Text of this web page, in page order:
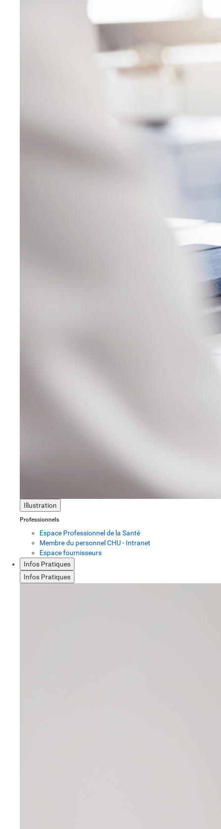
Illustration
Professionnels
Espace Professionnel de la Santé
Membre du personnel CHU - Intranet
Espace fournisseurs
Infos Pratiques
Infos Pratiques